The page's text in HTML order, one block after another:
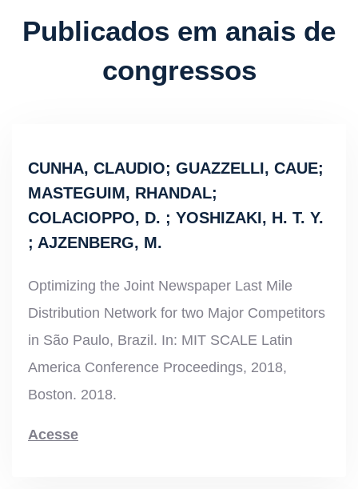
Publicados em anais de
congressos
CUNHA, CLAUDIO; GUAZZELLI, CAUE;
MASTEGUIM, RHANDAL;
COLACIOPPO, D. ; YOSHIZAKI, H. T. Y.
; AJZENBERG, M.
Optimizing the Joint Newspaper Last Mile
Distribution Network for two Major Competitors
in São Paulo, Brazil. In: MIT SCALE Latin
America Conference Proceedings, 2018,
Boston. 2018.
Acesse